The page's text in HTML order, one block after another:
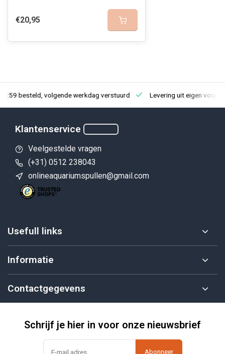
€20,95
besteld, volgende werkdag verstuurd Levering uit eigen
Klantenservice
Veelgestelde vragen
(+31) 0512 238043
onlineaquariumspullen@gmail.com
Usefull links
Informatie
Contactgegevens
Schrijf je hier in voor onze nieuwsbrief
Abonneer